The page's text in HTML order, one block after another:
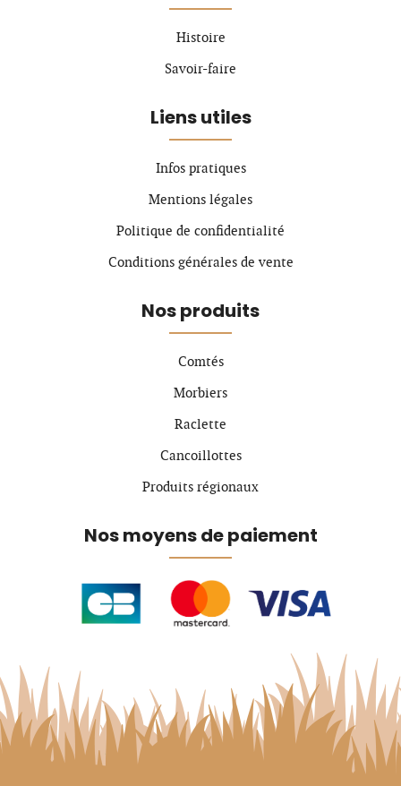
Histoire
Savoir-faire
Liens utiles
Infos pratiques
Mentions légales
Politique de confidentialité
Conditions générales de vente
Nos produits
Comtés
Morbiers
Raclette
Cancoillottes
Produits régionaux
Nos moyens de paiement